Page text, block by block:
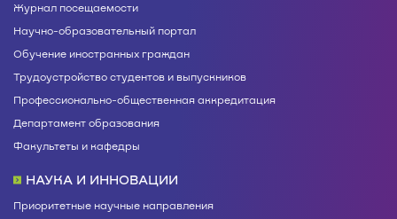
Журнал посещаемости
Научно-образовательный портал
Обучение иностранных граждан
Трудоустройство студентов и выпускников
Профессионально-общественная аккредитация
Департамент образования
Факультеты и кафедры
НАУКА И ИННОВАЦИИ
Приоритетные научные направления